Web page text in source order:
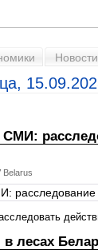
Belarus
лесах